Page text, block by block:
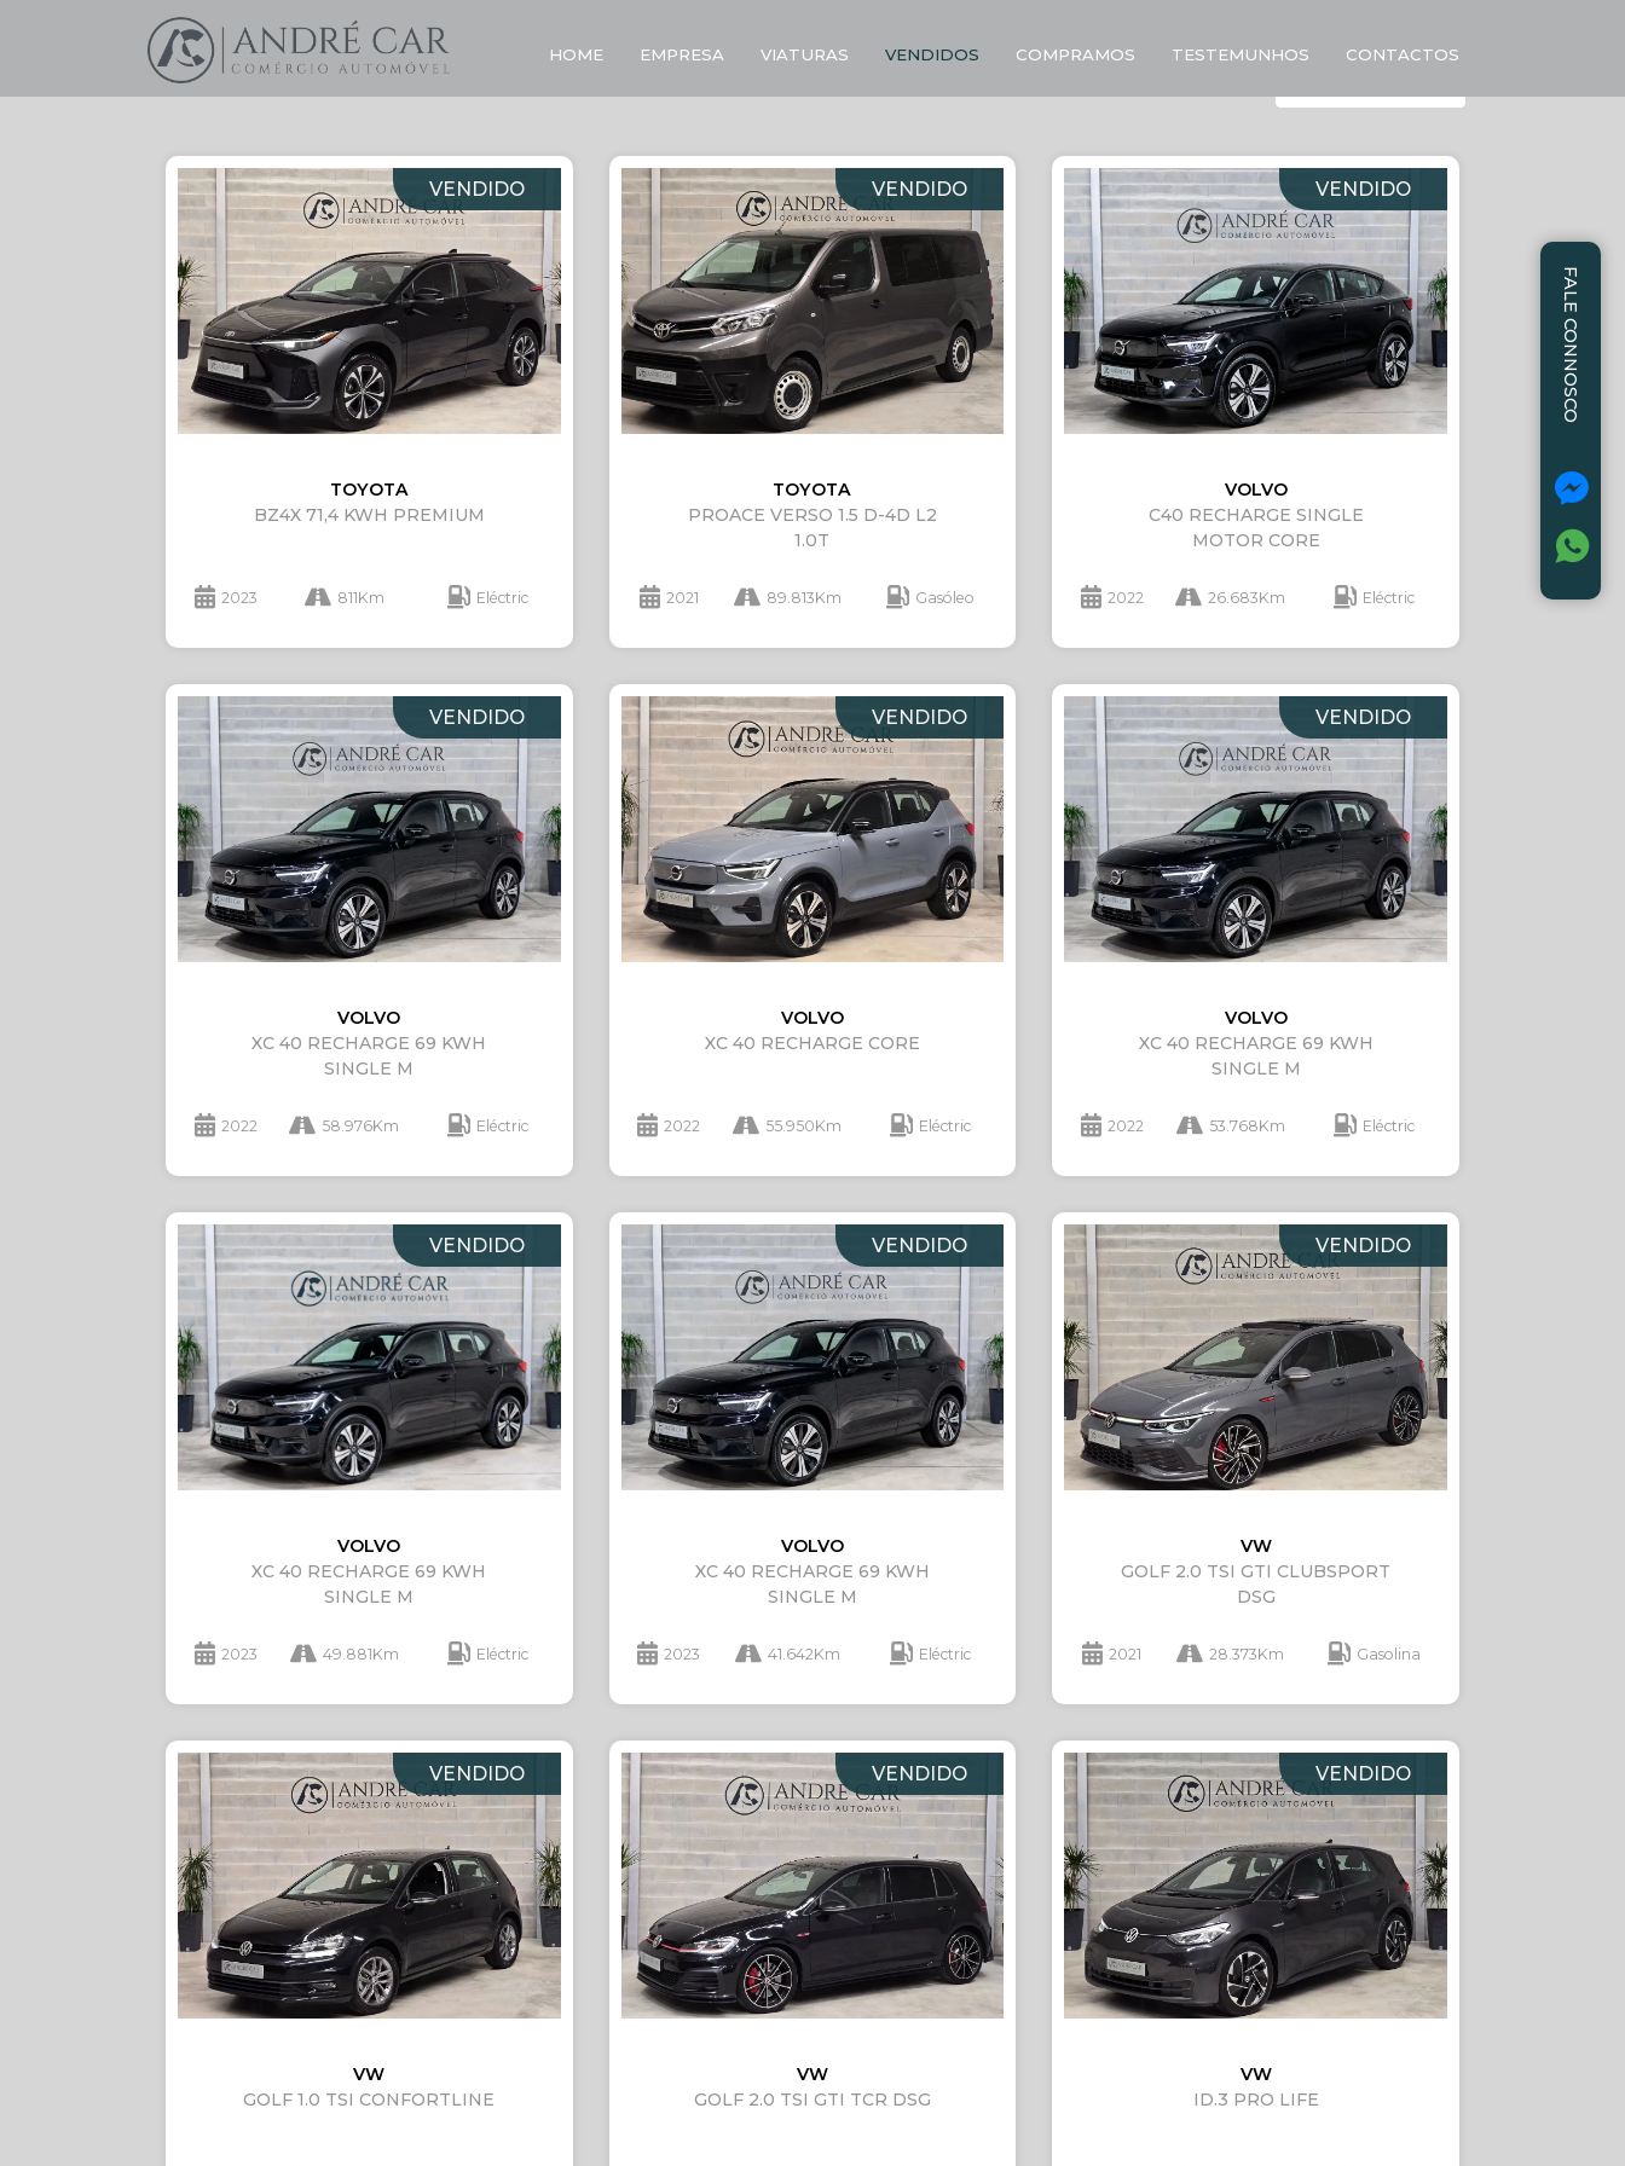
CONTACTOS
TESTEMUNHOS
COMPRAMOS
VENDIDOS
VIATURAS
EMPRESA
HOME
VENDIDO
TOYOTA
BZ4X 71,4 KWH PREMIUM
2023 811Km Eléctric
VENDIDO
TOYOTA
PROACE VERSO 1.5 D-4D L2
1.0T
2021 89.813Km Gasóleo
VENDIDO
VOLVO
C40 RECHARGE SINGLE
MOTOR CORE
2022 26.683Km Eléctric
VENDIDO
VOLVO
XC 40 RECHARGE 69 KWH
SINGLE M
2022 58.976Km Eléctric
VENDIDO
VOLVO
XC 40 RECHARGE CORE
2022 55.950Km Eléctric
VENDIDO
VOLVO
XC 40 RECHARGE 69 KWH
SINGLE M
2022 53.768Km Eléctric
VENDIDO
VOLVO
XC 40 RECHARGE 69 KWH
SINGLE M
2023 49.881Km Eléctric
VENDIDO
VOLVO
XC 40 RECHARGE 69 KWH
SINGLE M
2023 41.642Km Eléctric
VENDIDO
VW
GOLF 2.0 TSI GTI CLUBSPORT
DSG
2021 28.373Km Gasolina
VENDIDO
VW
GOLF 1.0 TSI CONFORTLINE
VENDIDO
VW
GOLF 2.0 TSI GTI TCR DSG
VENDIDO
VW
ID.3 PRO LIFE
FALE CONNOSCO